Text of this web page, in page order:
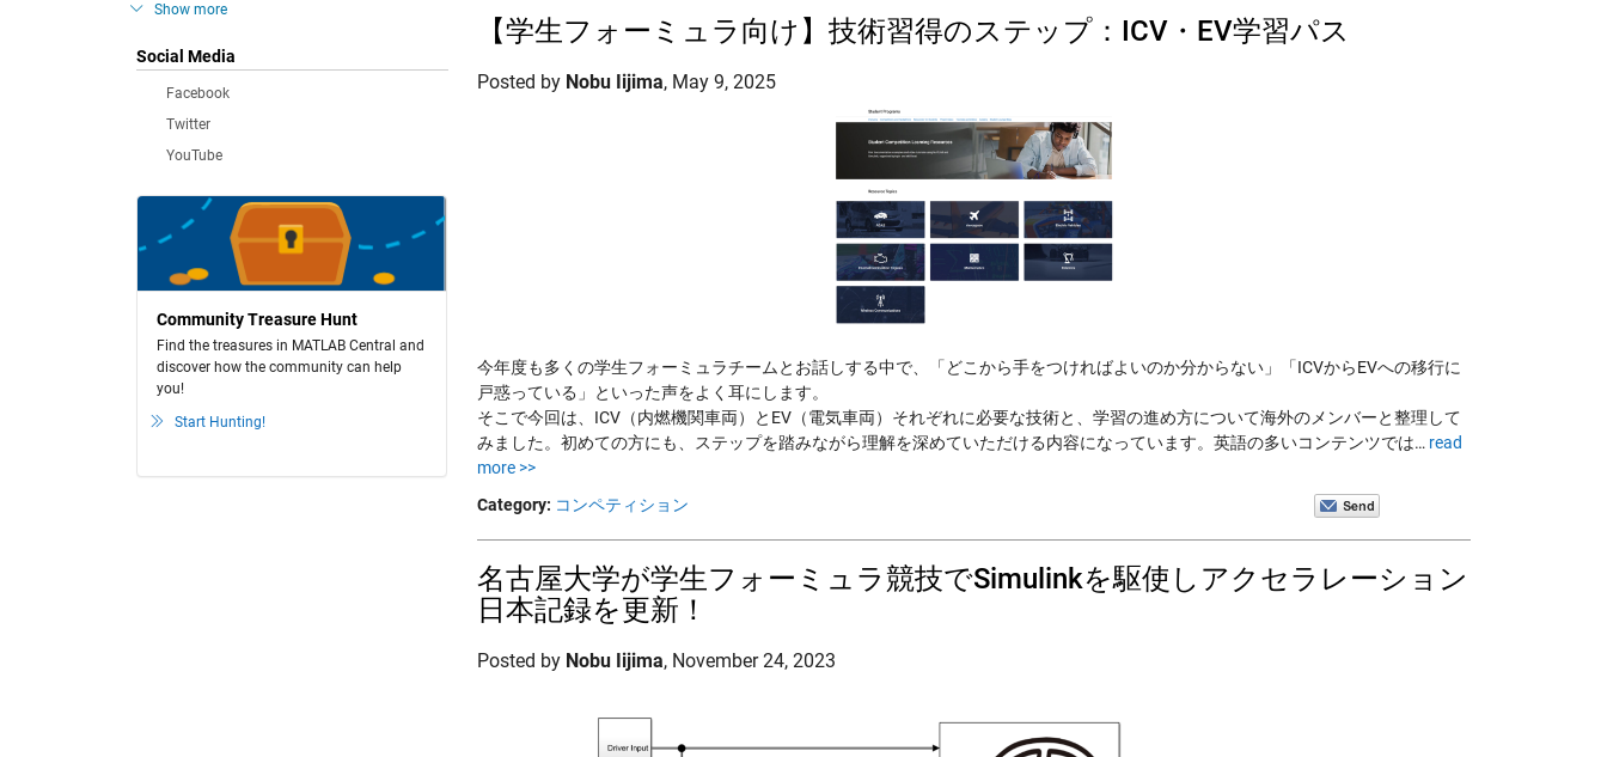
Show more
Social Media
Facebook
Twitter
YouTube
Community Treasure Hunt
Find the treasures in MATLAB Central and
discover how the community can help
you!
Start Hunting!
【学生フォーミュラ向け】技術習得のステップ：ICV・EV学習パス
Posted by Nobu Iijima, May 9, 2025
今年度も多くの学生フォーミュラチームとお話しする中で、「どこから手をつければよいのか分からない」「ICVからEVへの移行に
戸惑っている」といった声をよく耳にします。
そこで今回は、ICV（内燃機関車両）とEV（電気車両）それぞれに必要な技術と、学習の進め方について海外のメンバーと整理して
みました。初めての方にも、ステップを踏みながら理解を深めていただける内容になっています。英語の多いコンテンツでは… read
more >>
Category: コンペティション
名古屋大学が学生フォーミュラ競技でSimulinkを駆使しアクセラレーション
日本記録を更新！
Posted by Nobu Iijima, November 24, 2023